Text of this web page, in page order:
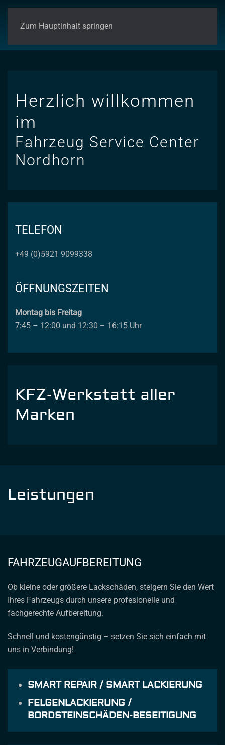
Zum Hauptinhalt springen
Herzlich willkommen
im
Fahrzeug Service Center
Nordhorn
TELEFON
+49 (0)5921 9099338
ÖFFNUNGSZEITEN
Montag bis Freitag
7:45 – 12:00 und 12:30 – 16:15 Uhr
KFZ-Werkstatt aller
Marken
Leistungen
FAHRZEUGAUFBEREITUNG
Ob kleine oder größere Lackschäden, steigern Sie den Wert
Ihres Fahrzeugs durch unsere profesionelle und
fachgerechte Aufbereitung.
Schnell und kostengünstig – setzen Sie sich einfach mit
uns in Verbindung!
SMART REPAIR / SMART LACKIERUNG
FELGENLACKIERUNG /
BORDSTEINSCHÄDEN-BESEITIGUNG